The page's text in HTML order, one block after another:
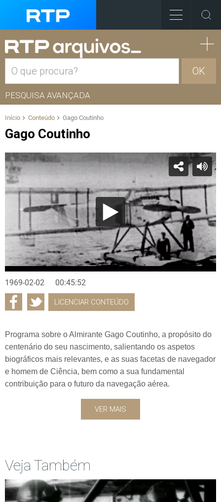
OK
PESQUISA AVANÇADA
Início Conteúdo Gago Coutinho
Gago Coutinho
1969-02-02 00:45:52
LICENCIAR CONTEÚDO
Programa sobre o Almirante Gago Coutinho, a propósito do
centenário do seu nascimento, salientando os aspetos
biográficos mais relevantes, e as suas facetas de navegador
e homem de Ciência, bem como a sua fundamental
contribuição para o futuro da navegação aérea.
VER MAIS
Veja Também